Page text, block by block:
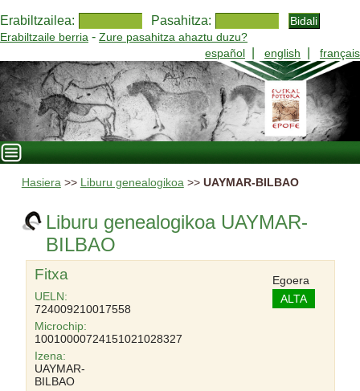
Erabiltzailea: Pasahitza:
Erabiltzaile berria - Zure pasahitza ahaztu duzu?
español
english français
Hasiera>> Liburu genealogikoa>> UAYMAR-BILBAO
Liburu genealogikoa UAYMAR-
BILBAO
Fitxa
UELN:
724009210017558
Microchip:
10010000724151021028327
Izena:
UAYMAR-
BILBAO
Egoera
ALTA